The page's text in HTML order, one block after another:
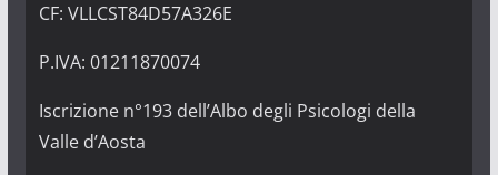
CF: VLLCST84D57A326E
P.IVA: 01211870074
Iscrizione n°193 dell’Albo degli Psicologi della
Valle d’Aosta